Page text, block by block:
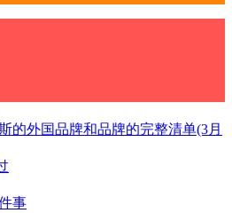
的外国品牌和品牌的完整清单(3月
事